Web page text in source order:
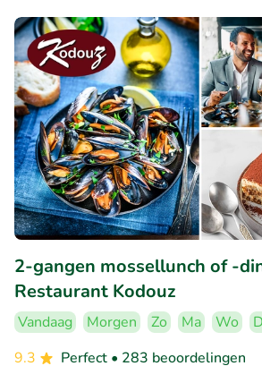
2-gangen mossellunch of -
Restaurant Kodouz
Vandaag Morgen Zo Ma Wo
9.3
Perfect • 283 beoordelingen